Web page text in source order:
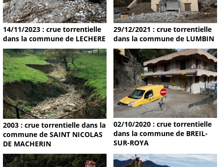
14/11/2023 : crue torrentielle
dans la commune de LECHERE
29/12/2021 : crue torrentielle
dans la commune de LUMBIN
2003 : crue torrentielle dans la
commune de SAINT NICOLAS
DE MACHERIN
02/10/2020 : crue torrentielle
dans la commune de BREIL-
SUR-ROYA